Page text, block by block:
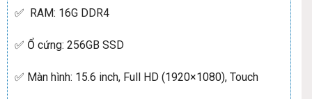
✅ RAM: 16G DDR4
✅ Ổ cứng: 256GB SSD
✅ Màn hình: 15.6 inch, Full HD (1920×1080), Touch